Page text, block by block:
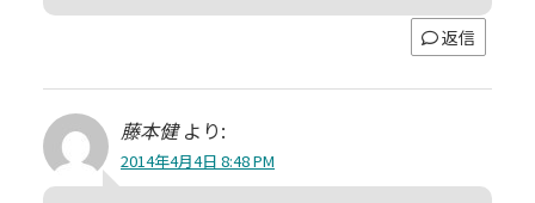
返信
藤本健 より:
2014年4月4日 8:48 PM